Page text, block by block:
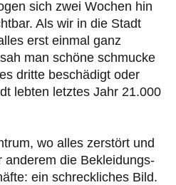
sich zwei Wochen hin
Als wir in die Stadt
erst einmal ganz
man schöne schmucke
dritte beschädigt oder
lebten letztes Jahr 21.000
wo alles zerstört und
anderem die Bekleidungs-
ein schreckliches Bild.